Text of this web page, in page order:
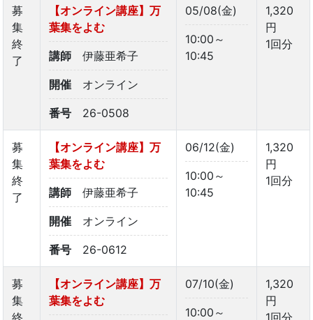
募
集
終
了
【オンライン講座】万
葉集をよむ
講師 伊藤亜希子
開催 オンライン
番号 26-0508
05/08(金)
10:00～
10:45
1,320
円
1回分
募
集
終
了
【オンライン講座】万
葉集をよむ
講師 伊藤亜希子
開催 オンライン
番号 26-0612
06/12(金)
10:00～
10:45
1,320
円
1回分
募
集
終
【オンライン講座】万
葉集をよむ
07/10(金)
10:00～
1,320
円
1回分